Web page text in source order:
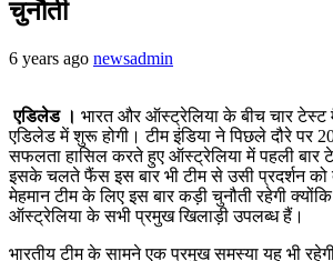
चुनौती
6 years ago newsadmin
एडिलेड । भारत और ऑस्ट्रेलिया के बीच चार टेस्ट
एडिलेड में शुरू होगी। टीम इंडिया ने पिछले दौरे पर
सफलता हासिल करते हुए ऑस्ट्रेलिया में पहली बार
इसके चलते फैंस इस बार भी टीम से उसी प्रदर्शन को
मेहमान टीम के लिए इस बार कड़ी चुनौती रहेगी
ऑस्ट्रेलिया के सभी प्रमुख खिलाड़ी उपलब्ध हैं।
भारतीय टीम के सामने एक प्रमुख समस्या यह भी